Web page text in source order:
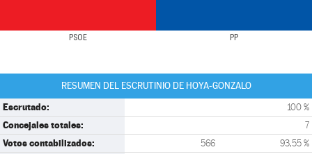
PSOE PP
RESUMEN DEL ESCRUTINIO DE HOYA-GONZALO
Escrutado: 100 %
Concejales totales: 7
Votos contabilizados: 566 93,55 %